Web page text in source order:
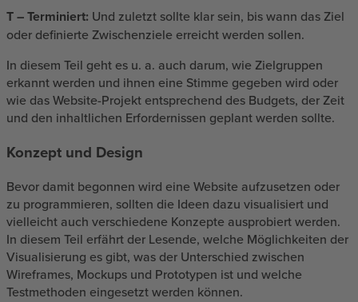
T – Terminiert: Und zuletzt sollte klar sein, bis wann das Ziel
oder definierte Zwischenziele erreicht werden sollen.
In diesem Teil geht es u. a. auch darum, wie Zielgruppen
erkannt werden und ihnen eine Stimme gegeben wird oder
wie das Website-Projekt entsprechend des Budgets, der Zeit
und den inhaltlichen Erfordernissen geplant werden sollte.
Konzept und Design
Bevor damit begonnen wird eine Website aufzusetzen oder
zu programmieren, sollten die Ideen dazu visualisiert und
vielleicht auch verschiedene Konzepte ausprobiert werden.
In diesem Teil erfährt der Lesende, welche Möglichkeiten der
Visualisierung es gibt, was der Unterschied zwischen
Wireframes, Mockups und Prototypen ist und welche
Testmethoden eingesetzt werden können.